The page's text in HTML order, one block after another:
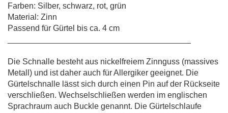
Farben: Silber, schwarz, rot, grün
Material: Zinn
Passend für Gürtel bis ca. 4 cm
Die Schnalle besteht aus nickelfreiem Zinnguss (massives
Metall) und ist daher auch für Allergiker geeignet. Die
Gürtelschnalle lässt sich durch einen Pin auf der Rückseite
verschließen. Wechselschließen werden im englischen
Sprachraum auch Buckle genannt. Die Gürtelschlaufe